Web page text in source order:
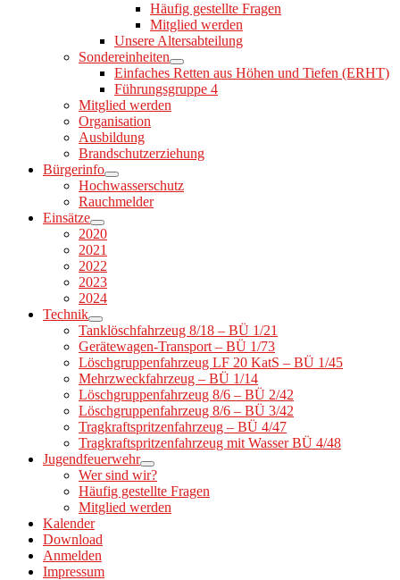
Häufig gestellte Fragen
Mitglied werden
Unsere Altersabteilung
Sondereinheiten
Einfaches Retten aus Höhen und Tiefen (ERHT)
Führungsgruppe 4
Mitglied werden
Organisation
Ausbildung
Brandschutzerziehung
Bürgerinfo
Hochwasserschutz
Rauchmelder
Einsätze
2020
2021
2022
2023
2024
Technik
Tanklöschfahrzeug 8/18 – BÜ 1/21
Gerätewagen-Transport – BÜ 1/73
Löschgruppenfahrzeug LF 20 KatS – BÜ 1/45
Mehrzweckfahrzeug – BÜ 1/14
Löschgruppenfahrzeug 8/6 – BÜ 2/42
Löschgruppenfahrzeug 8/6 – BÜ 3/42
Tragkraftspritzenfahrzeug – BÜ 4/47
Tragkraftspritzenfahrzeug mit Wasser BÜ 4/48
Jugendfeuerwehr
Wer sind wir?
Häufig gestellte Fragen
Mitglied werden
Kalender
Download
Anmelden
Impressum